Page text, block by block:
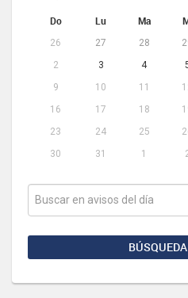
Do Lu Ma
26 27 28
2
3 4
9
10 11
16
17 18
23
24 25
30
31 1